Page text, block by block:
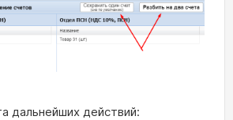
дальнейших действий: